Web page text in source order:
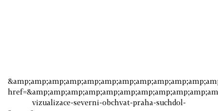
vizualizace-severni-obchvat-praha-suchdol-